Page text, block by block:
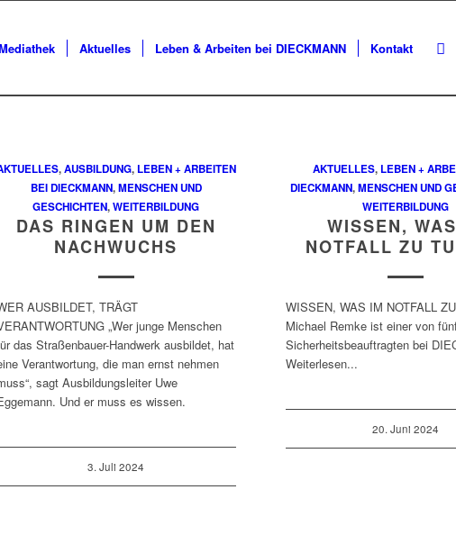
Aktuelles Leben & Arbeiten bei DIECKMANN Kontakt
,AUSBILDUNG, LEBEN + ARBEITEN
BEI DIECKMANN,MENSCHEN UND
GESCHICHTEN,WEITERBILDUNG
DAS RINGEN UM DEN
NACHWUCHS
AUSBILDET, TRÄGT
„Wer junge Menschen
das Straßenbauer-Handwerk ausbildet, hat
Verantwortung, die man ernst nehmen
sagt Ausbildungsleiter Uwe
Und er muss es wissen.
3. Juli 2024
AKTUELLES, LEBEN +
DIECKMANN,MENSCHEN UND
WEITERBILDUNG
WISSEN,
NOTFALL ZU
WISSEN, WAS IM NOTFALL
Michael Remke ist einer von
Sicherheitsbeauftragten bei
Weiterlesen...
20. Juni 2024